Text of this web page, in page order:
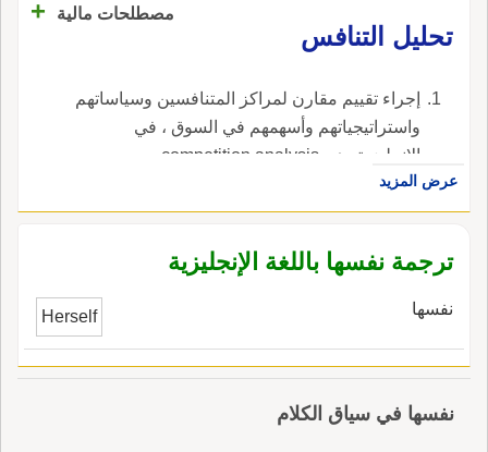
مصطلحات مالية
+
تحليل التنافس
إجراء تقييم مقارن لمراكز المتنافسين وسياساتهم
واستراتيجياتهم وأسهمهم في السوق ، في
الإنجليزية، هي competition analysis.
عرض المزيد
ترجمة نفسها باللغة الإنجليزية
نفسها Herself
نفسها في سياق الكلام